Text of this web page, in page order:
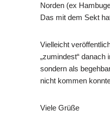
Norden (ex
Das mit dem Sekt
Vielleicht
„zumindest“ danach
sondern als
nicht kommen
Viele Grüße